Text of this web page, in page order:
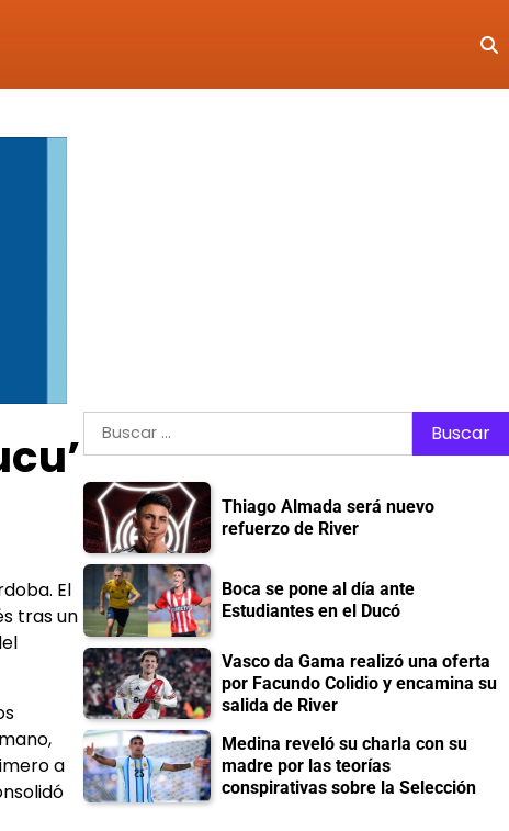
El
tras un
a
Buscar:
Thiago Almada será nuevo
refuerzo de River
Boca se pone al día ante
Estudiantes en el Ducó
Vasco da Gama realizó una oferta
por Facundo Colidio y encamina su
salida de River
Medina reveló su charla con su
madre por las teorías
conspirativas sobre la Selección